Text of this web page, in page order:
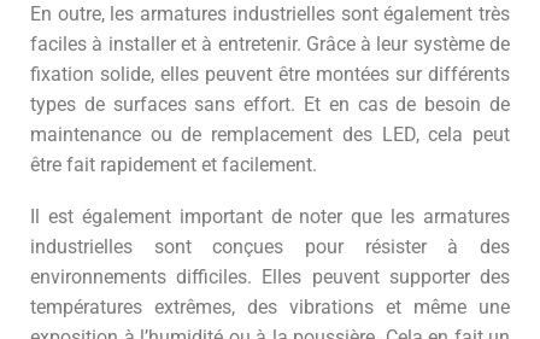
En outre, les armatures industrielles sont également très
faciles à installer et à entretenir. Grâce à leur système de
fixation solide, elles peuvent être montées sur différents
types de surfaces sans effort. Et en cas de besoin de
maintenance ou de remplacement des LED, cela peut
être fait rapidement et facilement.
Il est également important de noter que les armatures
industrielles sont conçues pour résister à des
environnements difficiles. Elles peuvent supporter des
températures extrêmes, des vibrations et même une